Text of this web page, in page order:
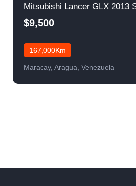
Mitsubishi Lancer GLX 2013
$9,500
167,000Km
Maracay, Aragua, Venezuela